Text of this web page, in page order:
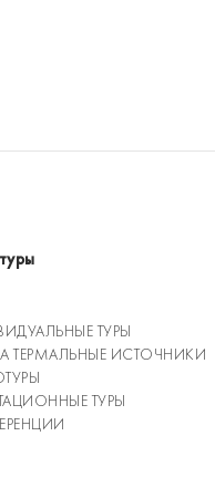
ТУРЫ
ТЕРМАЛЬНЫЕ ИСТОЧНИКИ
ТУРЫ